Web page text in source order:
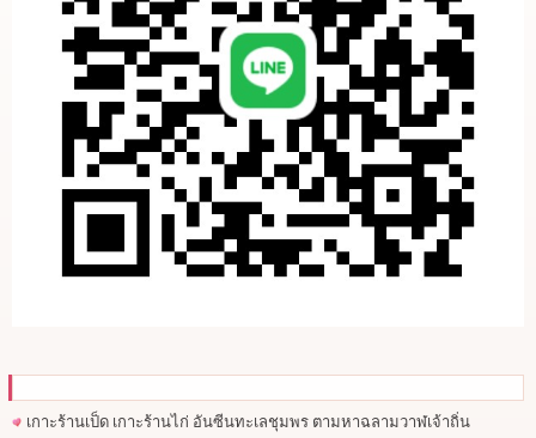
เกาะร้านเป็ด เกาะร้านไก่ อันซีนทะเลชุมพร ตามหาฉลามวาฬเจ้าถิ่น